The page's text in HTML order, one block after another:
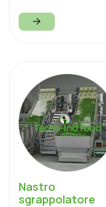
Nastro
sgrappolatore